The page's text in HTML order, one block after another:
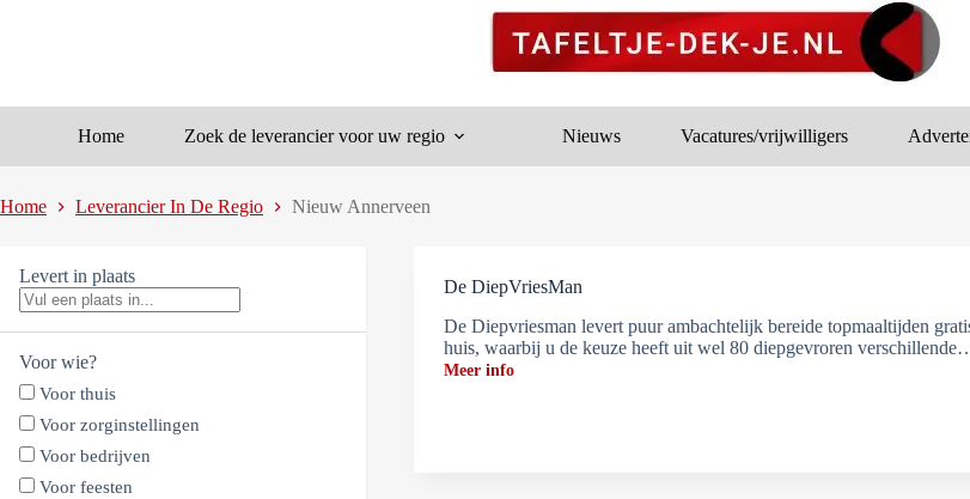
Home Zoek de leverancier voor uw regio Nieuws Vacatures/vrijwilligers
Home Leverancier In De Regio Nieuw Annerveen
Levert in plaats
Voor wie?
Voor thuis
Voor zorginstellingen
Voor bedrijven
Voor feesten
De DiepVriesMan
De Diepvriesman levert puur ambachtelijk bereide topmaaltijden
huis, waarbij u de keuze heeft uit wel 80 diepgevroren
Meer info